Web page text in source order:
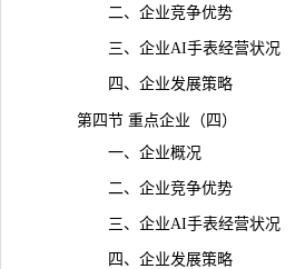
二、企业竞争优势
三、企业AI手表经营状况
四、企业发展策略
第四节 重点企业（四）
一、企业概况
二、企业竞争优势
三、企业AI手表经营状况
四、企业发展策略